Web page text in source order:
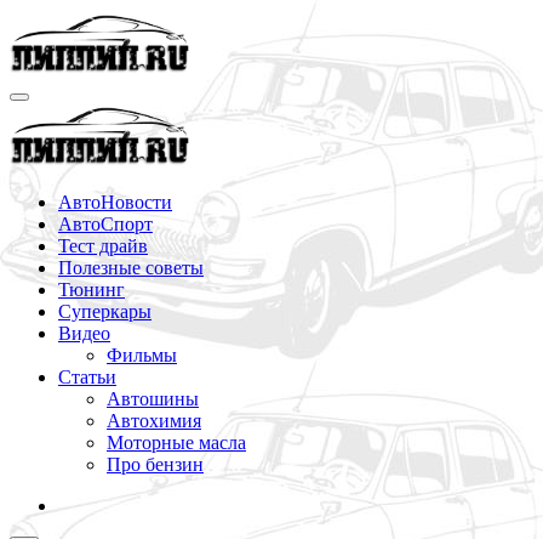
Перейти
к
содержимому
АвтоНовости
АвтоСпорт
Тест драйв
Полезные советы
Тюнинг
Суперкары
Видео
Фильмы
Статьи
Автошины
Автохимия
Моторные масла
Про бензин